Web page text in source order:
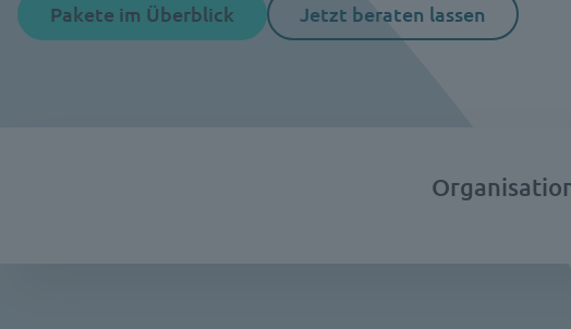
Pakete im Überblick Jetzt beraten lassen